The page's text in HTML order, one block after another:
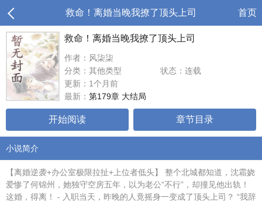
救命！离婚当晚我撩了顶头上司 首页
救命！离婚当晚我撩了顶头上司
作者：风柒柒
分类：其他类型
状态：连载
更新：1个月前
最新： 第179章 大结局
开始阅读 章节目录
小说简介
【离婚逆袭+办公室极限拉扯+上位者低头】 整个北城都知道，沈霜娆
爱惨了何锦州，她独守空房五年，以为老公“不行”，却撞见他出轨！
这婚，得离！ - 入职当天，昨晚的人竟摇身一变成了顶头上司？ “我辞